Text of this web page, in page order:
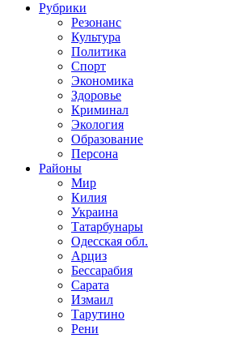
Рубрики
Резонанс
Культура
Политика
Спорт
Экономика
Здоровье
Криминал
Экология
Образование
Персона
Районы
Мир
Килия
Украина
Татарбунары
Одесская обл.
Арциз
Бессарабия
Сарата
Измаил
Тарутино
Рени